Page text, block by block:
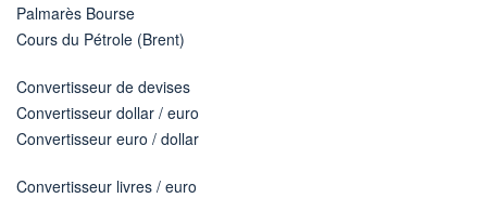
Palmarès Bourse
Cours du Pétrole (Brent)
Convertisseur de devises
Convertisseur dollar / euro
Convertisseur euro / dollar
Convertisseur livres / euro